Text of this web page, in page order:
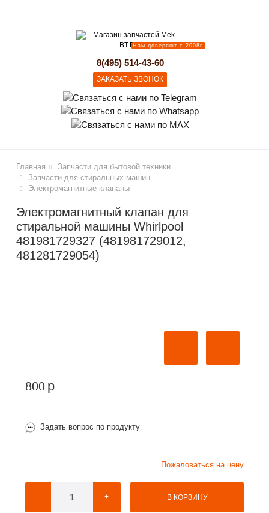
Нам доверяют с 2008г.
8(495) 514-43-60
ЗАКАЗАТЬ ЗВОНОК
Главная
Запчасти для бытовой техники
Запчасти для стиральных машин
Электромагнитные клапаны
Электромагнитный клапан для
стиральной машины Whirlpool
481981729327 (481981729012,
481281729054)
800 p
Задать вопрос по продукту
Пожаловаться на цену
- + В КОРЗИНУ